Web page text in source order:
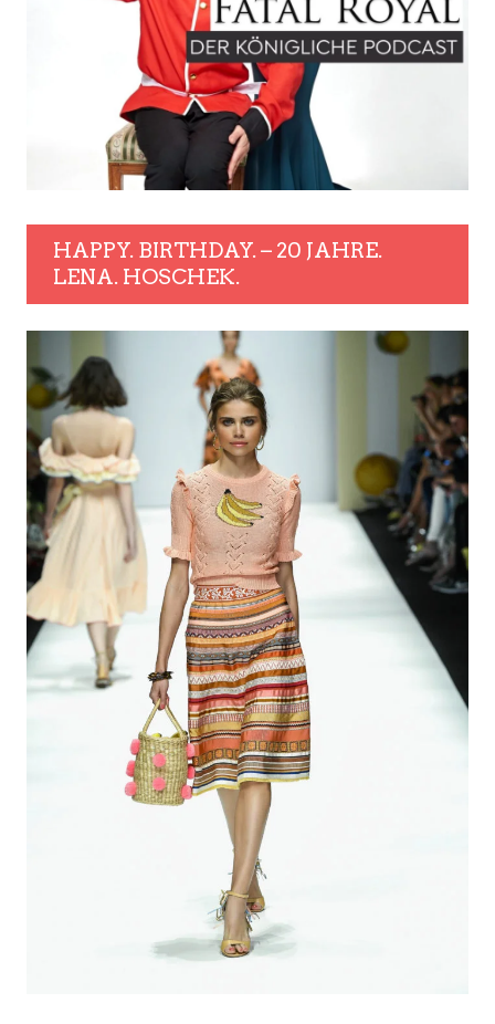
HAPPY. BIRTHDAY. – 20 JAHRE.
LENA. HOSCHEK.